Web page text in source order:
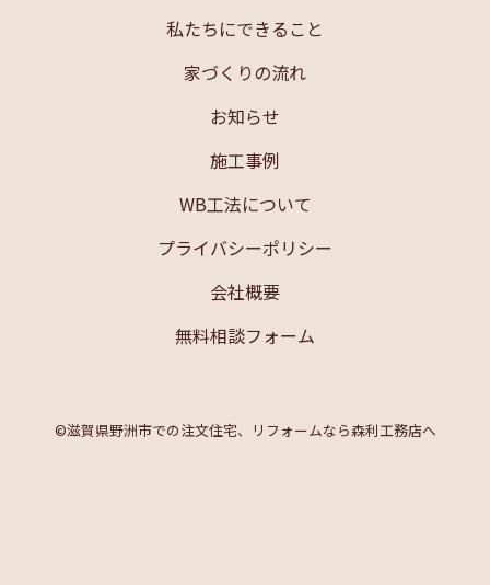
私たちにできること
家づくりの流れ
お知らせ
施工事例
WB工法について
プライバシーポリシー
会社概要
無料相談フォーム
©︎滋賀県野洲市での注文住宅、リフォームなら森利工務店へ